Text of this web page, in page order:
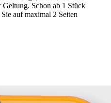
Schon ab 1 Stück
auf maximal 2 Seiten